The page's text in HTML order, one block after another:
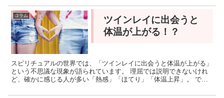
コラム
ツインレイに出会うと
体温が上がる！？
スピリチュアルの世界では、「ツインレイに出会うと体温が上がる」
という不思議な現象が語られています。 理屈では説明できないけれ
ど、確かに感じる人が多い「熱感」「ほてり」「体温上昇」。 で